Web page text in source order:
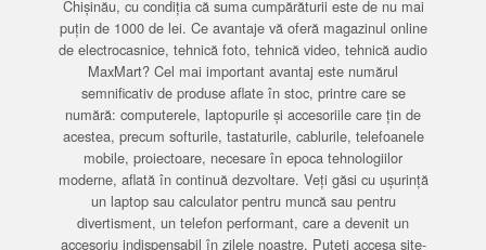
Chișinău, cu condiția că suma cumpărăturii este de nu mai
puțin de 1000 de lei. Ce avantaje vă oferă magazinul online
de electrocasnice, tehnică foto, tehnică video, tehnică audio
MaxMart? Cel mai important avantaj este numărul
semnificativ de produse aflate în stoc, printre care se
numără: computerele, laptopurile și accesoriile care țin de
acestea, precum softurile, tastaturile, cablurile, telefoanele
mobile, proiectoare, necesare în epoca tehnologiilor
moderne, aflată în continuă dezvoltare. Veți găsi cu ușurință
un laptop sau calculator pentru muncă sau pentru
divertisment, un telefon performant, care a devenit un
accesoriu indispensabil în zilele noastre. Puteți accesa site-